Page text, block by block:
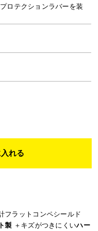
ロテクションラバーを装
フラットコンペシールド
製 ＋キズがつきにくいハー